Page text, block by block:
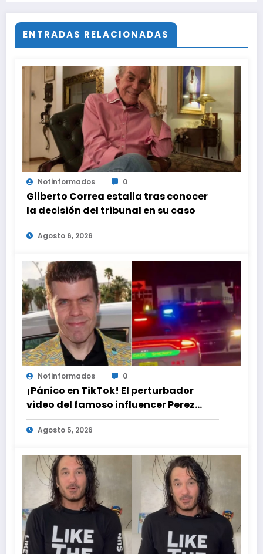
ENTRADAS RELACIONADAS
Notinformados 0
Gilberto Correa estalla tras conocer
la decisión del tribunal en su caso
Agosto 6, 2026
Notinformados 0
¡Pánico en TikTok! El perturbador
video del famoso influencer Perez
Hilton que obligó a sus fans a pedir
ayuda médica
Agosto 5, 2026